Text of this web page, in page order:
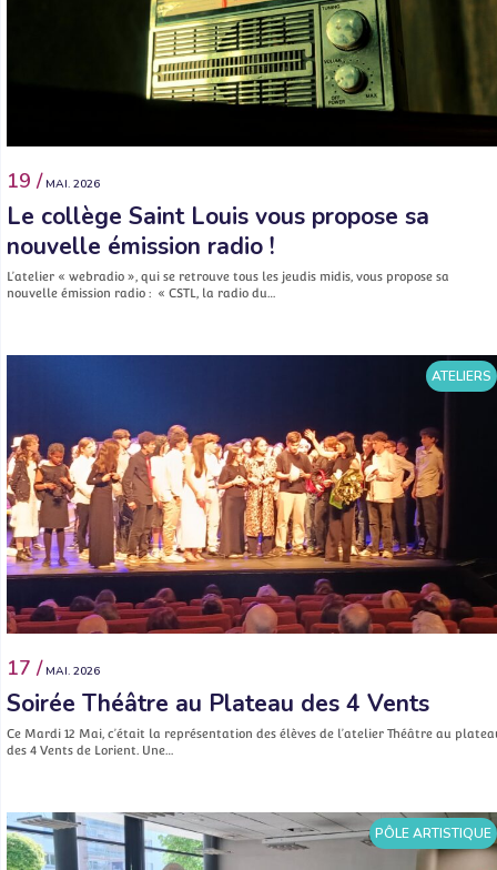
19 / MAI. 2026
Le collège Saint Louis vous propose sa
nouvelle émission radio !
L’atelier « webradio », qui se retrouve tous les jeudis midis, vous propose sa
nouvelle émission radio : « CSTL, la radio du…
ATELIERS
17 / MAI. 2026
Soirée Théâtre au Plateau des 4 Vents
Ce Mardi 12 Mai, c’était la représentation des élèves de l’atelier Théâtre au
des 4 Vents de Lorient. Une…
PÔLE ARTISTIQUE